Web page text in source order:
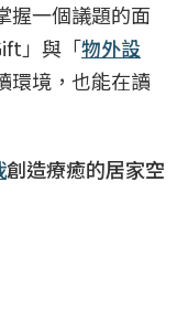
握一個議題的面
」與「物外設
環境，也能在讀
創造療癒的居家空